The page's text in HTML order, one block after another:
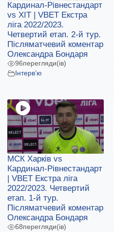
Кардинал-Рівнестандарт
vs ХІТ | VBET Екстра
ліга 2022/2023.
Четвертий етап. 2-й тур.
Післяматчевий коментар
Олександра Бондаря
96перегляди(ів)
Інтерв’ю
МСК Харків vs
Кардинал-Рівнестандарт
| VBET Екстра ліга
2022/2023. Четвертий
етап. 1-й тур.
Післяматчевий коментар
Олександра Бондаря
68перегляди(ів)